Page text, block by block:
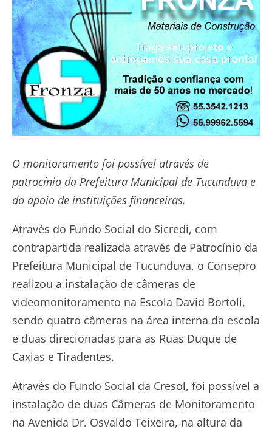
O monitoramento foi possível através de
patrocínio da Prefeitura Municipal de Tucunduva e
do apoio de instituições financeiras.
Através do Fundo Social do Sicredi, com
contrapartida realizada através de Patrocínio da
Prefeitura Municipal de Tucunduva, o Consepro
realizou a instalação de câmeras de
videomonitoramento na Escola David Bortoli,
sendo quatro câmeras na área interna da escola
e duas direcionadas para as Ruas Duque de
Caxias e Tiradentes.
Através do Fundo Social da Cresol, foi possível a
instalação de duas Câmeras de Monitoramento
na Avenida Dr. Osvaldo Teixeira, na altura da